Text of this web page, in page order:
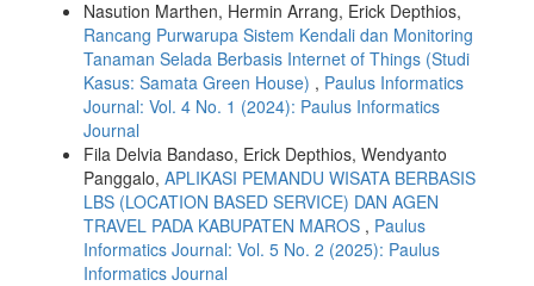
Nasution Marthen, Hermin Arrang, Erick Depthios,
Rancang Purwarupa Sistem Kendali dan Monitoring
Tanaman Selada Berbasis Internet of Things (Studi
Kasus: Samata Green House) , Paulus Informatics
Journal: Vol. 4 No. 1 (2024): Paulus Informatics
Journal
Fila Delvia Bandaso, Erick Depthios, Wendyanto
Panggalo, APLIKASI PEMANDU WISATA BERBASIS
LBS (LOCATION BASED SERVICE) DAN AGEN
TRAVEL PADA KABUPATEN MAROS , Paulus
Informatics Journal: Vol. 5 No. 2 (2025): Paulus
Informatics Journal